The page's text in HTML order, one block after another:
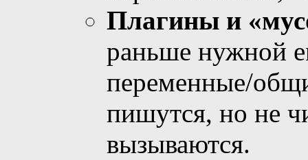
Плагины и
раньше нужной
переменные/
пишутся, но не
вызываются.